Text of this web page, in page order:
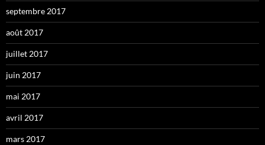
septembre 2017
août 2017
juillet 2017
juin 2017
mai 2017
avril 2017
mars 2017